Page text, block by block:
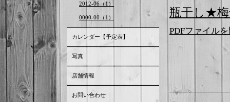
瓶干し★
PDFファイル
2012-06（1）
0000-00（1）
カレンダー【予定表】
写真
店舗情報
お問い合わせ